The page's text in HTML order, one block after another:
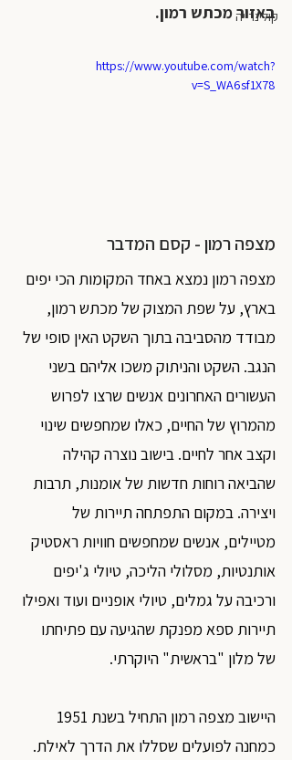
קולינרייה
באזור מכתש רמון.
https://www.youtube.com/watch?
v=S_WA6sf1X78
מצפה רמון - קסם המדבר
מצפה רמון נמצא באחד המקומות הכי יפים
בארץ, על שפת המצוק של מכתש רמון,
מבודד מהסביבה בתוך השקט האין סופי של
הנגב. השקט והניתוק משכו אליהם בשני
העשורים האחרונים אנשים שרצו לפרוש
מהמרוץ של החיים, כאלו שמחפשים שינוי
וקצב אחר לחיים. בישוב נוצרה קהילה
שהביאה רוחות חדשות של אומנות, תרבות
ויצירה. במקום התפתחה תיירות של
מטיילים, אנשים שמחפשים חוויות ראסטיק
אותנטיות, מסלולי הליכה, טיולי ג'יפים
ורכיבה על גמלים, טיולי אופניים ועוד ואפילו
תיירות ספא מפנקת שהגיעה עם פתיחתו
של מלון "בראשית" היוקרתי.
כמחנה לפועלים שסללו את הדרך לאילת.